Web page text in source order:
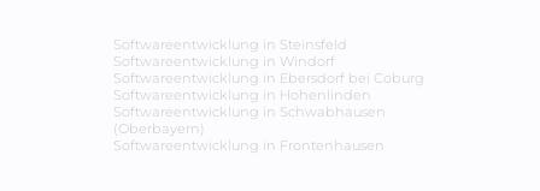
Softwareentwicklung in Steinsfeld
Softwareentwicklung in Windorf
Softwareentwicklung in Ebersdorf bei Coburg
Softwareentwicklung in Hohenlinden
Softwareentwicklung in Schwabhausen
(Oberbayern)
Softwareentwicklung in Frontenhausen